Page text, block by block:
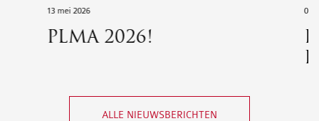
13 mei 2026
PLMA 2026!
08
ALLE NIEUWSBERICHTEN